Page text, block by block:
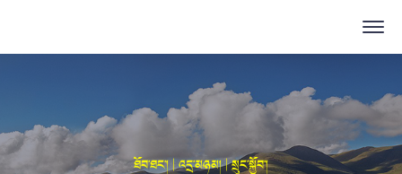
ཐོབ་ཐང་། | འདྲ་མཉམ། | སྲུང་སྐྱོབ་།